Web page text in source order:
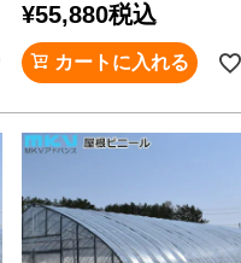
¥55,880税込
カートに入れる